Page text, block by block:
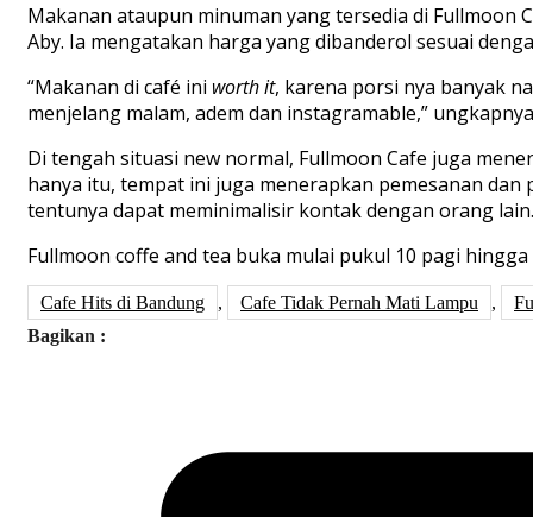
Makanan ataupun minuman yang tersedia di Fullmoon
Aby. Ia mengatakan harga yang dibanderol sesuai
“Makanan di café ini worth it, karena porsi nya banyak
menjelang malam, adem dan instagramable,”
Di tengah situasi new normal, Fullmoon Cafe juga
hanya itu, tempat ini juga menerapkan pemesanan
tentunya dapat meminimalisir kontak dengan orang lain.
Fullmoon coffe and tea buka mulai pukul 10 pagi
Cafe Hits di Bandung , Cafe Tidak Pernah Mati Lampu ,
Bagikan :